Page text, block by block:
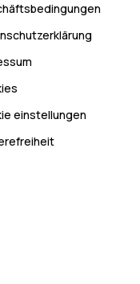
einstellungen